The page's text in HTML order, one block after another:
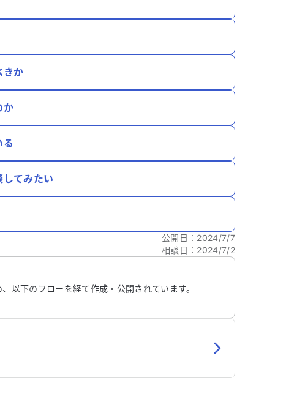
きか
か
る
てみたい
公開日 ： 2024/7/7
相談日 ： 2024/7/2
以下のフローを経て作成・公開されています。